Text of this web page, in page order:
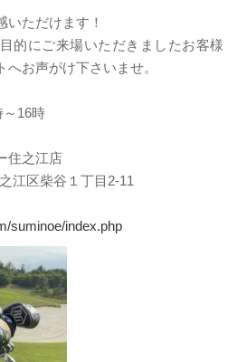
いただけます！
的にご来場いただきましたお客様
お声がけ下さいませ。
～16時
住之江店
江区柴谷１丁目2-11
suminoe/index.php